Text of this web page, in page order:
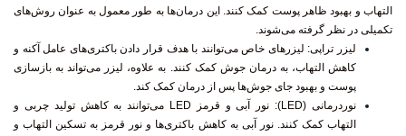
تکمیلی در نظر گرفته می‌شوند.
لیزر تراپی: لیزرهای خاص می‌توانند با هدف قرار دادن باکتری‌های عامل آکنه و
کاهش التهاب، به درمان جوش کمک کنند. به علاوه، لیزر می‌تواند به بازسازی
پوست و بهبود جای جوش‌ها پس از درمان کمک کند.
نوردرمانی (LED)
: نور آبی و قرمز LED می‌توانند به کاهش تولید چربی و
التهاب کمک کنند. نور آبی به کاهش باکتری‌ها و نور قرمز به تسکین التهاب و